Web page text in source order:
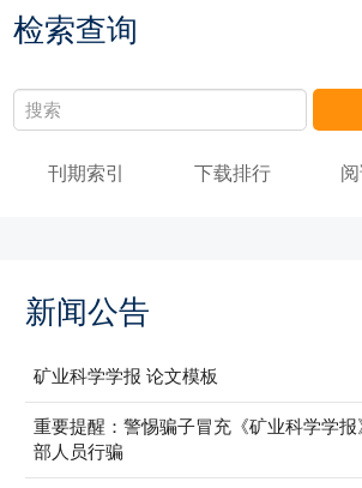
检索查询
刊期索引 下载排行
新闻公告
矿业科学学报 论文模板
重要提醒：警惕骗子冒充《矿业科学学报
部人员行骗